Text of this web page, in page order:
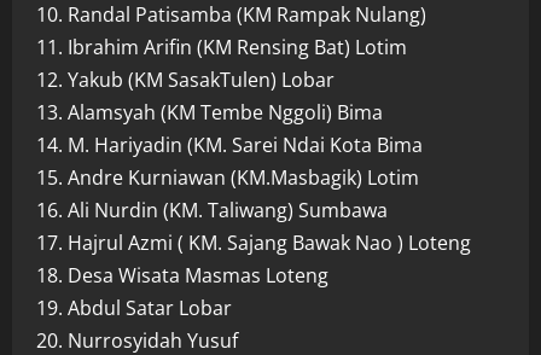
10. Randal Patisamba (KM Rampak Nulang)
11. Ibrahim Arifin (KM Rensing Bat) Lotim
12. Yakub (KM SasakTulen) Lobar
13. Alamsyah (KM Tembe Nggoli) Bima
14. M. Hariyadin (KM. Sarei Ndai Kota Bima
15. Andre Kurniawan (KM.Masbagik) Lotim
16. Ali Nurdin (KM. Taliwang) Sumbawa
17. Hajrul Azmi ( KM. Sajang Bawak Nao ) Loteng
18. Desa Wisata Masmas Loteng
19. Abdul Satar Lobar
20. Nurrosyidah Yusuf